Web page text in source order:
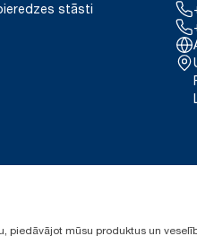
stāsti
piedāvājot mūsu produktus un